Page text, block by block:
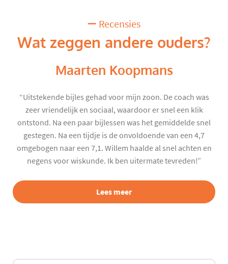
Recensies
Wat zeggen andere ouders?
Maarten Koopmans
“Uitstekende bijles gehad voor mijn zoon. De coach was
zeer vriendelijk en sociaal, waardoor er snel een klik
ontstond. Na een paar bijlessen was het gemiddelde snel
gestegen. Na een tijdje is de onvoldoende van een 4,7
omgebogen naar een 7,1. Willem haalde al snel achten en
negens voor wiskunde. Ik ben uitermate tevreden!”
Lees meer